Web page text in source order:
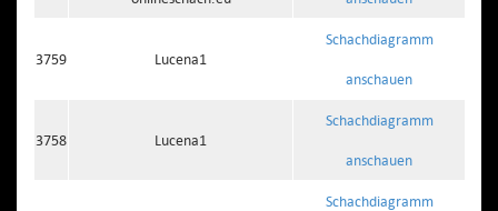
3759 Lucena1
Schachdiagramm
anschauen
3758 Lucena1
Schachdiagramm
anschauen
Schachdiagramm